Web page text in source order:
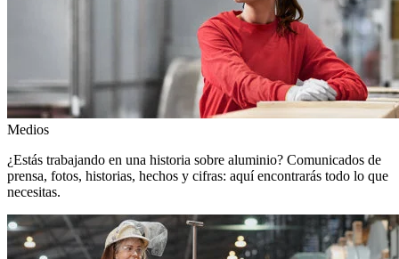
Medios
¿Estás trabajando en una historia sobre aluminio? Comunicados de
prensa, fotos, historias, hechos y cifras: aquí encontrarás todo lo que
necesitas.